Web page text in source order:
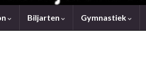
Biljarten Gymnastiek